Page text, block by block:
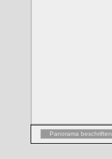
Panorama beschriften